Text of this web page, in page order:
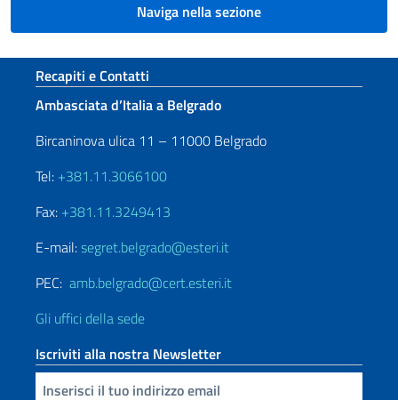
Naviga nella sezione
Sezione footer
Recapiti e Contatti
Ambasciata d’Italia a Belgrado
Bircaninova ulica 11 – 11000 Belgrado
Tel: +381.11.3066100
Fax: +381.11.3249413
E-mail:segret.belgrado@esteri.it
PEC: amb.belgrado@cert.esteri.it
Gli uffici della sede
Iscriviti alla nostra Newsletter
Inserisci la tua email